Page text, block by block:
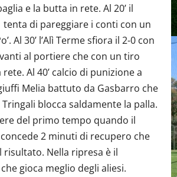
e la butta in rete. Al 20’ il
di pareggiare i conti con un
Al 30’ l’Alì Terme sfiora il 2-0 con
al portiere che con un tiro
Al 40’ calcio di punizione a
Melia battuto da Gasbarro che
blocca saldamente la palla.
del primo tempo quando il
2 minuti di recupero che
risultato. Nella ripresa è il
gioca meglio degli aliesi.